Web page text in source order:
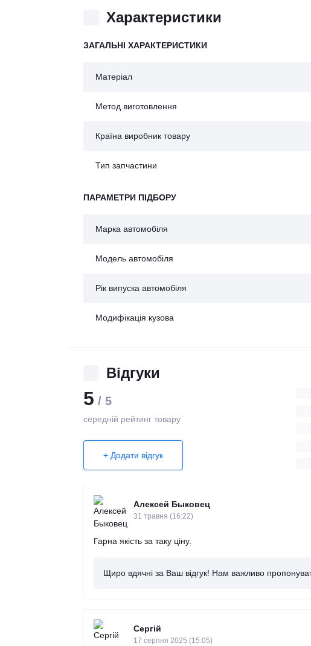
Характеристики
ЗАГАЛЬНІ ХАРАКТЕРИСТИКИ
Матеріал
Метод виготовлення
Країна виробник товару
Тип запчастини
ПАРАМЕТРИ ПІДБОРУ
Марка автомобіля
Модель автомобіля
Рік випуска автомобіля
Модифікація кузова
Відгуки
5 / 5
середній рейтинг товару
+ Додати відгук
Алексей Быковец
31 травня (16:22)
Гарна якість за таку ціну.
Щиро вдячні за Ваш відгук! Нам важливо
Сергій
17 серпня 2025 (15:05)